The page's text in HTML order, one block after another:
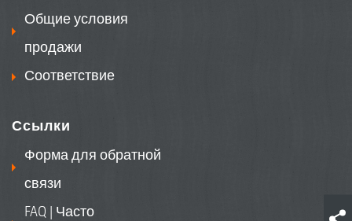
Общие условия
продажи
Соответствие
Ссылки
Форма для обратной
связи
FAQ | Часто